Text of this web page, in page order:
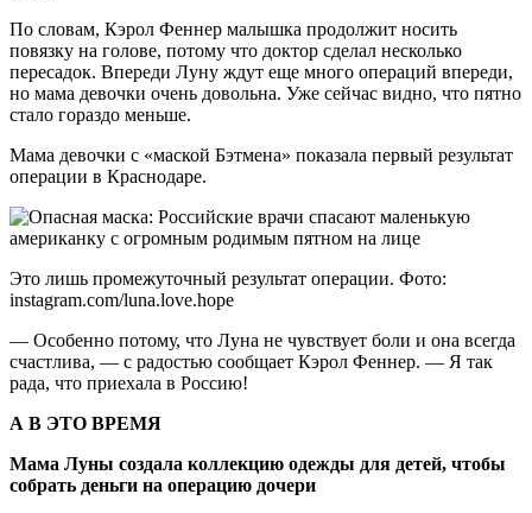
По словам, Кэрол Феннер малышка продолжит носить
повязку на голове, потому что доктор сделал несколько
пересадок. Впереди Луну ждут еще много операций впереди,
но мама девочки очень довольна. Уже сейчас видно, что пятно
стало гораздо меньше.
Мама девочки с «маской Бэтмена» показала первый результат
операции в Краснодаре.
Это лишь промежуточный результат операции. Фото:
instagram.com/luna.love.hope
— Особенно потому, что Луна не чувствует боли и она всегда
счастлива, — с радостью сообщает Кэрол Феннер. — Я так
рада, что приехала в Россию!
А В ЭТО ВРЕМЯ
Мама Луны создала коллекцию одежды для детей, чтобы
собрать деньги на операцию дочери